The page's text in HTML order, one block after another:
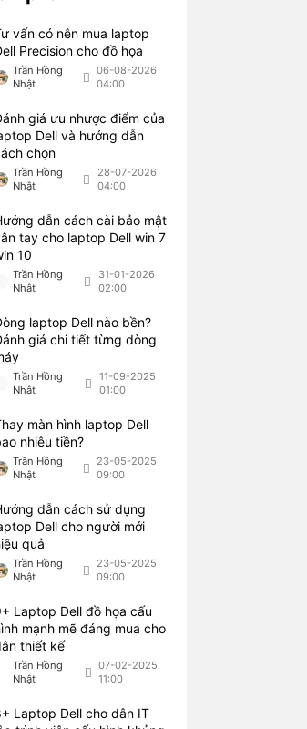
vấn có nên mua laptop
Precision cho đồ họa
Trần Hồng
Nhật
06-08-2026
04:00
giá ưu nhược điểm của
Dell và hướng dẫn
chọn
Trần Hồng
Nhật
28-07-2026
04:00
dẫn cách cài bảo mật
tay cho laptop Dell win 7
10
Trần Hồng
Nhật
31-01-2026
02:00
laptop Dell nào bền?
giá chi tiết từng dòng
Trần Hồng
Nhật
11-09-2025
01:00
màn hình laptop Dell
nhiêu tiền?
Trần Hồng
Nhật
23-05-2025
09:00
dẫn cách sử dụng
Dell cho người mới
quả
Trần Hồng
Nhật
23-05-2025
09:00
Laptop Dell đồ họa cấu
mạnh mẽ đáng mua cho
thiết kế
Trần Hồng
Nhật
07-02-2025
11:00
Laptop Dell cho dân IT